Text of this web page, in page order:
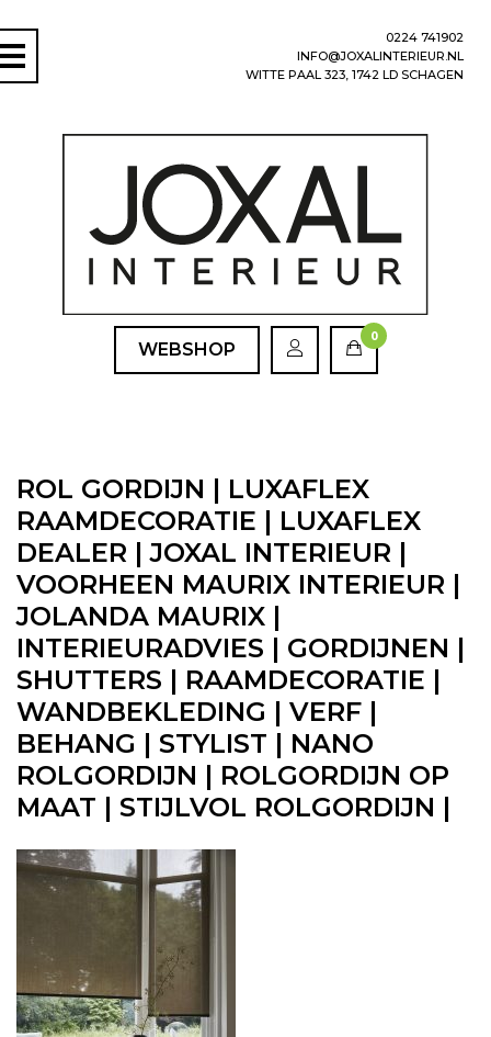
0224 741902
INFO@JOXALINTERIEUR.NL
WITTE PAAL 323, 1742 LD SCHAGEN
WEBSHOP
0
ROL GORDIJN | LUXAFLEX
RAAMDECORATIE | LUXAFLEX
DEALER | JOXAL INTERIEUR |
VOORHEEN MAURIX INTERIEUR |
JOLANDA MAURIX |
INTERIEURADVIES | GORDIJNEN |
SHUTTERS | RAAMDECORATIE |
WANDBEKLEDING | VERF |
BEHANG | STYLIST | NANO
ROLGORDIJN | ROLGORDIJN OP
MAAT | STIJLVOL ROLGORDIJN |